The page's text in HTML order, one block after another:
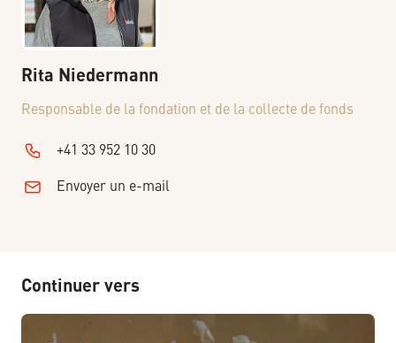
Rita Niedermann
Responsable de la fondation et de la collecte de fonds
+41 33 952 10 30
Envoyer un e-mail
Continuer vers